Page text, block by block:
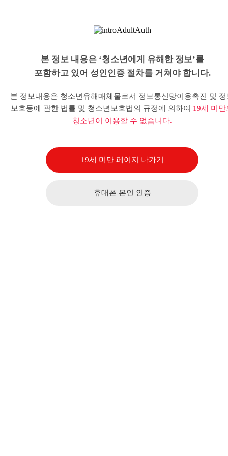
본 정보 내용은 ‘청소년에게 유해한 정보’를
포함하고 있어 성인인증 절차를 거쳐야 합니다.
본 정보내용은 청소년유해매체물로서 정보통신망이용촉진 및 정
보호등에 관한 법률 및 청소년보호법의 규정에 의하여 19세 미만
청소년이 이용할 수 없습니다.
19세 미만 페이지 나가기
휴대폰 본인 인증